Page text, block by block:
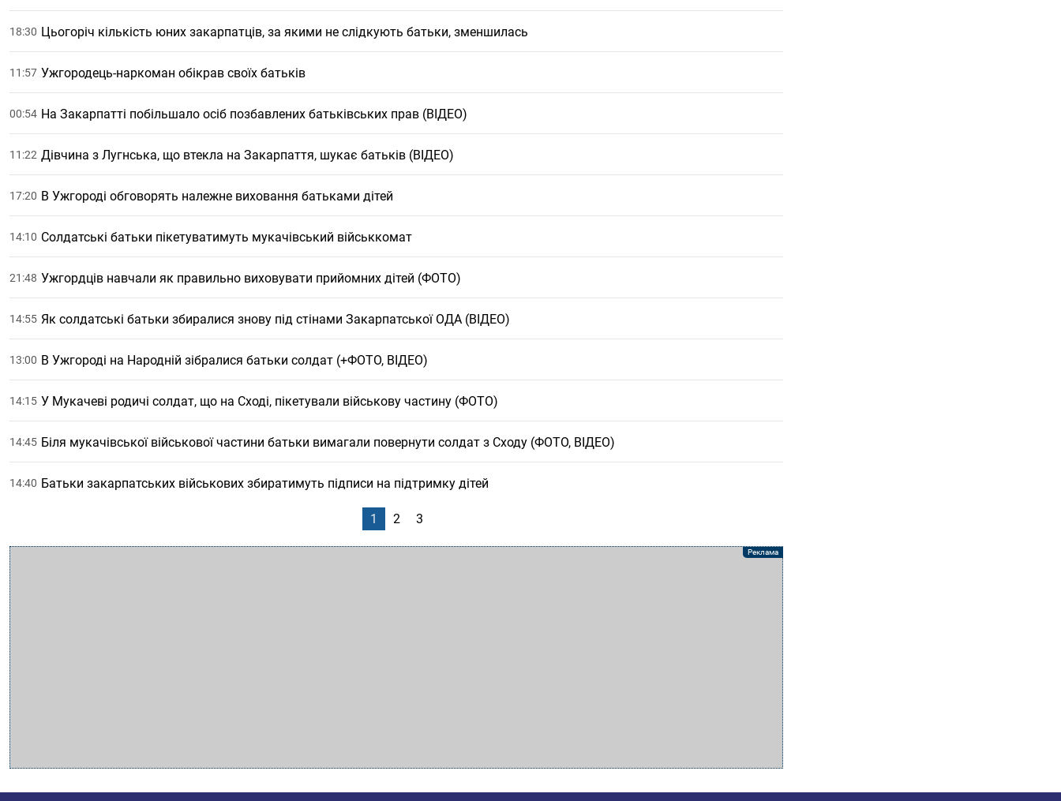
18:30 Цьогоріч кількість юних закарпатців, за якими не слідкують батьки, зменшилась
11:57 Ужгородець-наркоман обікрав своїх батьків
00:54 На Закарпатті побільшало осіб позбавлених батьківських прав (ВІДЕО)
11:22 Дівчина з Лугнська, що втекла на Закарпаття, шукає батьків (ВІДЕО)
17:20 В Ужгороді обговорять належне виховання батьками дітей
14:10 Солдатські батьки пікетуватимуть мукачівський військкомат
21:48 Ужгордців навчали як правильно виховувати прийомних дітей (ФОТО)
14:55 Як солдатські батьки збиралися знову під стінами Закарпатської ОДА (ВІДЕО)
13:00 В Ужгороді на Народній зібралися батьки солдат (+ФОТО, ВІДЕО)
14:15 У Мукачеві родичі солдат, що на Сході, пікетували військову частину (ФОТО)
14:45 Біля мукачівської військової частини батьки вимагали повернути солдат з Сходу (ФОТО, ВІДЕО)
14:40 Батьки закарпатських військових збиратимуть підписи на підтримку дітей
1 2 3